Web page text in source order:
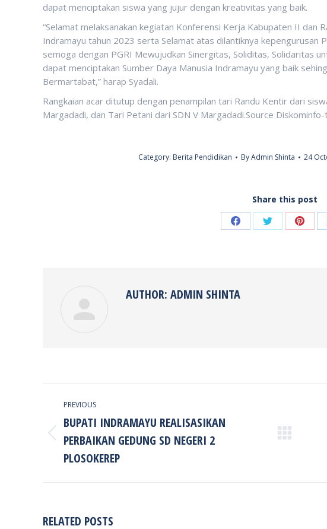
dapat menciptakan siswa yang jujur dengan kreativitas yang baik.
“Selamat melaksanakan kegiatan Konferensi Kerja Kabupaten II dan
Indramayu tahun 2023 serta Selamat atas dilantiknya
semoga dengan PGRI Mewujudkan Sinergitas, Soliditas, Solidaritas
dapat menciptakan Sumber Daya Manusia Indramayu yang baik
Bermartabat,” harap Syadali.
Rangkaian acar ditutup dengan penampilan tari Randu Kentir dari
Margadadi, dan Tari Petani dari SDN V Margadadi.Source
Category: Berita Pendidikan ByAdmin Shinta 24
Share this post
Share Share Share
AUTHOR: ADMIN SHINTA
NAVIGATION
PREVIOUS
Previous
post:
BUPATI INDRAMAYU REALISASIKAN
PERBAIKAN GEDUNG SD NEGERI 2
PLOSOKEREP
RELATED POSTS